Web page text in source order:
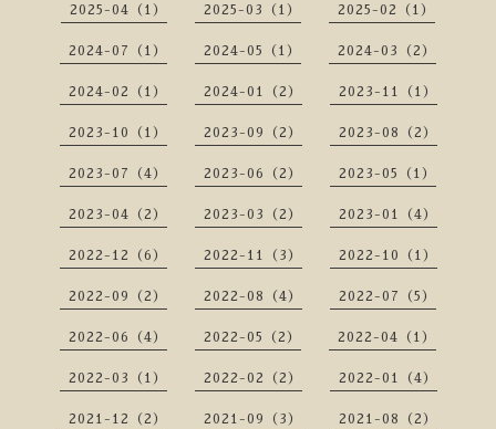
2025-04（1） 2025-03（1） 2025-02（1）
2024-07（1） 2024-05（1） 2024-03（2）
2024-02（1） 2024-01（2） 2023-11（1）
2023-10（1） 2023-09（2） 2023-08（2）
2023-07（4） 2023-06（2） 2023-05（1）
2023-04（2） 2023-03（2） 2023-01（4）
2022-12（6） 2022-11（3） 2022-10（1）
2022-09（2） 2022-08（4） 2022-07（5）
2022-06（4） 2022-05（2） 2022-04（1）
2022-03（1） 2022-02（2） 2022-01（4）
2021-12（2） 2021-09（3） 2021-08（2）